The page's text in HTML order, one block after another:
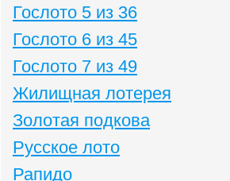
Гослото 5 из 36
Гослото 6 из 45
Гослото 7 из 49
Жилищная лотерея
Золотая подкова
Русское лото
Рапидо